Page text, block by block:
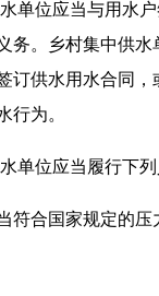
单位应当与用水
务。乡村集中供水
订供水用水合同，
行为。
单位应当履行下列
符合国家规定的